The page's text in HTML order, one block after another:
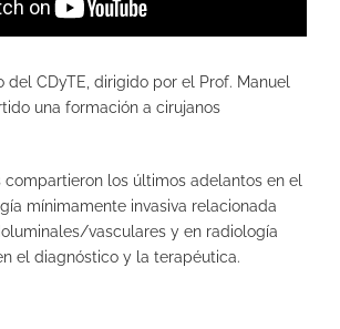
del CDyTE, dirigido por el Prof. Manuel
una formación a cirujanos
compartieron los últimos adelantos en el
mínimamente invasiva relacionada
vasculares y en radiología
el diagnóstico y la terapéutica.